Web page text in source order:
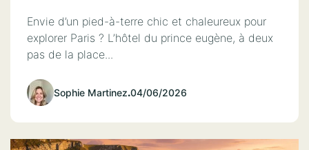
Envie d’un pied-à-terre chic et chaleureux pour
explorer Paris ? L’hôtel du prince eugène, à deux
pas de la place...
Sophie Martinez.04/06/2026